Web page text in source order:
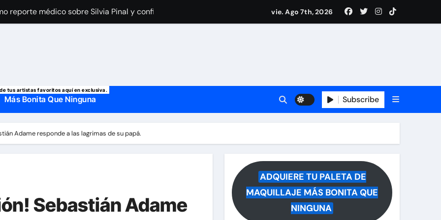
reporte médico sobre Silvia Pinal y confirma el día que saldrá del hospital
mensaje a Irina Baeva tras imágenes junto a Giovanni Medina y revela lo que muchos querían saber
la muerte de su primer esposo y su actual marido reacciona a la noticia
vie. Ago 7th, 2026
tus artistas favoritos aquí en exclusiva.
Más Bonita Que Ninguna Subscribe
Adame responde a las lagrimas de su papá.
Sebastián Adame
ADQUIERE TU PALETA DE
MAQUILLAJE MÁS BONITA QUE
NINGUNA